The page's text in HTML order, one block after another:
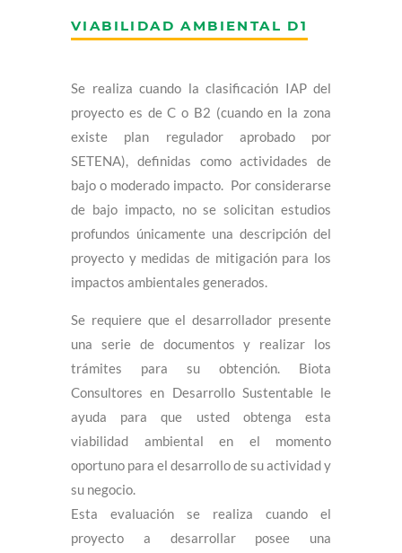
VIABILIDAD AMBIENTAL D1
Se realiza cuando la clasificación IAP del
proyecto es de C o B2 (cuando en la zona
existe plan regulador aprobado por
SETENA), definidas como actividades de
bajo o moderado impacto. Por considerarse
de bajo impacto, no se solicitan estudios
profundos únicamente una descripción del
proyecto y medidas de mitigación para los
impactos ambientales generados.
Se requiere que el desarrollador presente
una serie de documentos y realizar los
trámites para su obtención. Biota
Consultores en Desarrollo Sustentable le
ayuda para que usted obtenga esta
viabilidad ambiental en el momento
oportuno para el desarrollo de su actividad y
su negocio.
Esta evaluación se realiza cuando el
proyecto a desarrollar posee una